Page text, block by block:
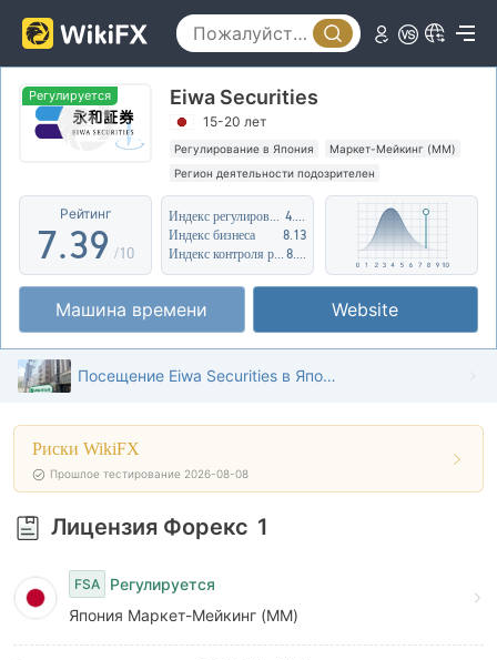
Регулируется Eiwa Securities
15-20 лет
Регулирование в Япония
Маркет-Мейкинг (MM)
Регион деятельности подозрителен
Средние потенциальные риски
Рейтинг
2
3
4
6
7
8
9
.
0
2
3
4
5
6
7
8
9
4
5
6
8
9 /10
Индекс бизнеса
8.13
Машина времени Website
Посещение Eiwa Securities в Японии – найден офис
Риски WikiFX
Прошлое тестирование 2026-08-08
Лицензия Форекс 1
FSA
Регулируется
Япония Маркет-Мейкинг (MM)